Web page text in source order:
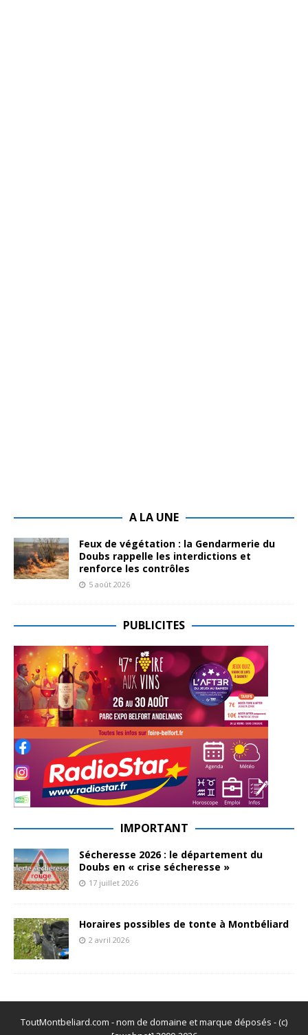
A LA UNE
Feux de végétation : la Gendarmerie du
Doubs rappelle les interdictions et
renforce les contrôles
5 août 2026
PUBLICITES
IMPORTANT
Sécheresse 2026 : le département du
Doubs en « crise sécheresse »
17 juillet 2026
Horaires possibles de tonte à Montbéliard
2 avril 2026
ToutMontbeliard.com - nom de domaine et marque déposés - (c)